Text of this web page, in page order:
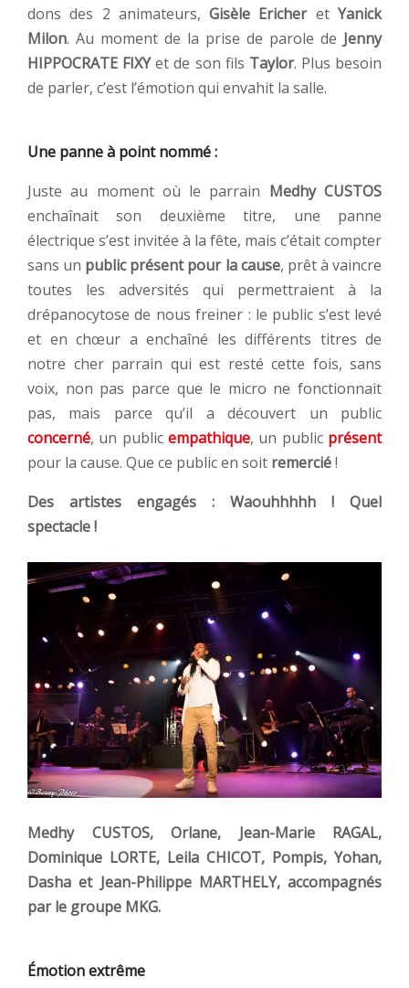
dons des 2 animateurs,Gisèle EricheretYanick
Milon. Au moment de la prise de parole de Jenny
HIPPOCRATE FIXYet de son fils Taylor. Plus besoin
de parler, c’est l’émotion qui envahit la salle.
Une panne à point nommé :
Juste au moment où le parrain Medhy CUSTOS
enchaînait son deuxième titre, une panne
électrique s’est invitée à la fête, mais c’était compter
sans un public présent pour la cause, prêt à vaincre
toutes les adversités qui permettraient à la
drépanocytose de nous freiner : le public s’est levé
et en chœur a enchaîné les différents titres de
notre cher parrain qui est resté cette fois, sans
voix, non pas parce que le micro ne fonctionnait
pas, mais parce qu’il a découvert un public
concerné, un public empathique, un public présent
pour la cause. Que ce public en soit remercié!
Des artistes engagés : Waouhhhhh ! Quel
spectacle !
Medhy CUSTOS, Orlane, Jean-Marie RAGAL,
Dominique LORTE, Leila CHICOT, Pompis, Yohan,
Dasha et Jean-Philippe MARTHELY, accompagnés
par le groupe MKG.
Émotion extrême